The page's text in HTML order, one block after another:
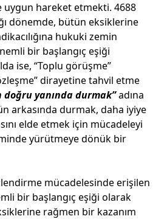
uygun hareket etmekti. 4688
dönemde, bütün eksiklerine
hukuki zemin
bir başlangıç eşiği
ise, “Toplu görüşme”
dirayetine tahvil etme
doğru yanında durmak”adına
arkasında durmak, daha iyiye
elde etmek için mücadeleyi
yürütmeye dönük bir
mücadelesinde erişilen
bir başlangıç eşiği olarak
rağmen bir kazanım